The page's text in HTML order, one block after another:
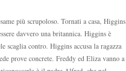
più scrupoloso. Tornati a casa, Higgins
davvero una britannica. Higgins è
scaglia contro. Higgins accusa la ragazza
prove concrete. Freddy ed Eliza vanno a